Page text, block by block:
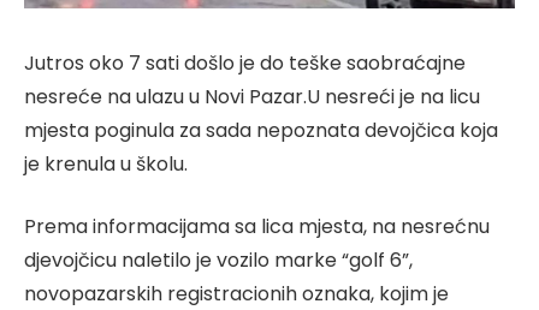
Jutros oko 7 sati došlo je do teške saobraćajne
nesreće na ulazu u Novi Pazar.U nesreći je na licu
mjesta poginula za sada nepoznata devojčica koja
je krenula u školu.
Prema informacijama sa lica mjesta, na nesrećnu
djevojčicu naletilo je vozilo marke “golf 6”,
novopazarskih registracionih oznaka, kojim je